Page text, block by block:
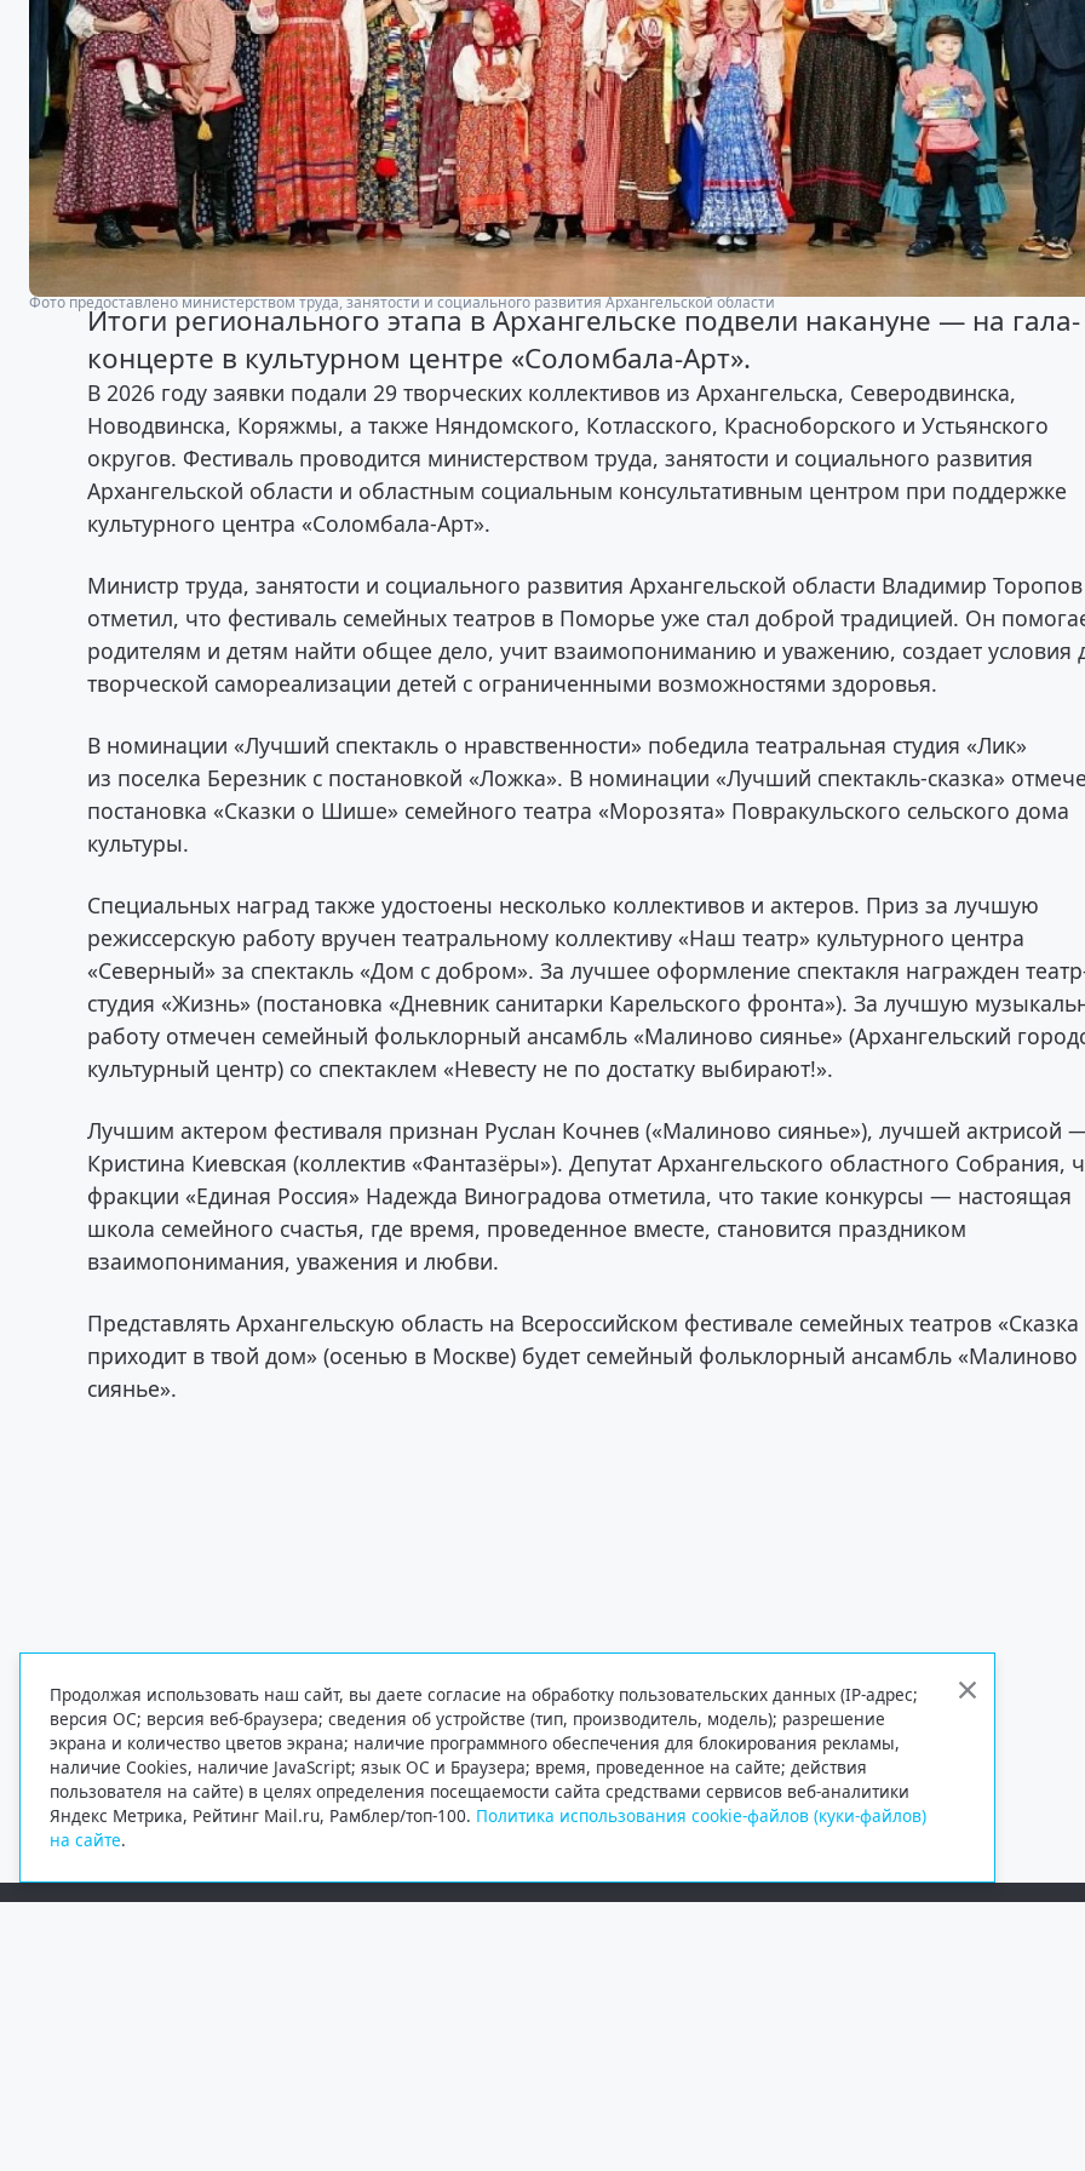
Фото предоставлено министерством труда, занятости и социального развития Архангельской области
Итоги регионального этапа в Архангельске подвели накануне — на гала-
концерте в культурном центре «Соломбала-Арт».
В 2026 году заявки подали 29 творческих коллективов из Архангельска, Северодвинска,
Новодвинска, Коряжмы, а также Няндомского, Котласского, Красноборского и Устьянского
округов. Фестиваль проводится министерством труда, занятости и социального развития
Архангельской области и областным социальным консультативным центром при поддержке
культурного центра «Соломбала-Арт».
Министр труда, занятости и социального развития Архангельской области Владимир Торопов
отметил, что фестиваль семейных театров в Поморье уже стал доброй традицией. Он
родителям и детям найти общее дело, учит взаимопониманию и уважению, создает условия
творческой самореализации детей с ограниченными возможностями здоровья.
В номинации «Лучший спектакль о нравственности» победила театральная студия «Лик»
из поселка Березник с постановкой «Ложка». В номинации «Лучший спектакль-сказка»
постановка «Сказки о Шише» семейного театра «Морозята» Повракульского сельского дома
культуры.
Специальных наград также удостоены несколько коллективов и актеров. Приз за лучшую
режиссерскую работу вручен театральному коллективу «Наш театр» культурного центра
«Северный» за спектакль «Дом с добром». За лучшее оформление спектакля награжден
студия «Жизнь» (постановка «Дневник санитарки Карельского фронта»). За лучшую
работу отмечен семейный фольклорный ансамбль «Малиново сиянье» (Архангельский
культурный центр) со спектаклем «Невесту не по достатку выбирают!».
Лучшим актером фестиваля признан Руслан Кочнев («Малиново сиянье»), лучшей актрисой
Кристина Киевская (коллектив «Фантазёры»). Депутат Архангельского областного Собрания,
фракции «Единая Россия» Надежда Виноградова отметила, что такие конкурсы — настоящая
школа семейного счастья, где время, проведенное вместе, становится праздником
взаимопонимания, уважения и любви.
Представлять Архангельскую область на Всероссийском фестивале семейных театров «Сказка
приходит в твой дом» (осенью в Москве) будет семейный фольклорный ансамбль «Малиново
сиянье».
Продолжая использовать наш сайт, вы даете согласие на обработку пользовательских данных (IP-адрес;
версия ОС; версия веб-браузера; сведения об устройстве (тип, производитель, модель); разрешение
экрана и количество цветов экрана; наличие программного обеспечения для блокирования рекламы,
наличие Cookies, наличие JavaScript; язык ОС и Браузера; время, проведенное на сайте; действия
пользователя на сайте) в целях определения посещаемости сайта средствами сервисов веб-аналитики
Яндекс Метрика, Рейтинг Mail.ru, Рамблер/топ-100. Политика использования cookie-файлов (куки-файлов)
на сайте.